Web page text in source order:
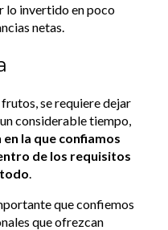
lo invertido en poco
netas.
se requiere dejar
considerable tiempo,
la que confiamos
de los requisitos
.
que confiemos
que ofrezcan